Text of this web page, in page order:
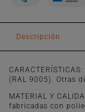
Descripción
(RAL 9005). Otras
MATERIAL Y
fabricadas con